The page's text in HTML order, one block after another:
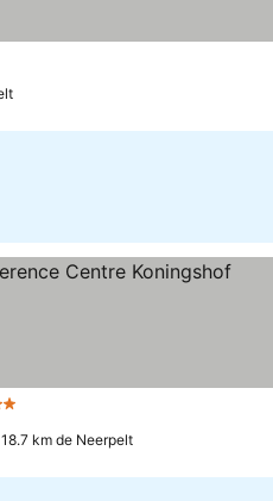
km de Neerpelt